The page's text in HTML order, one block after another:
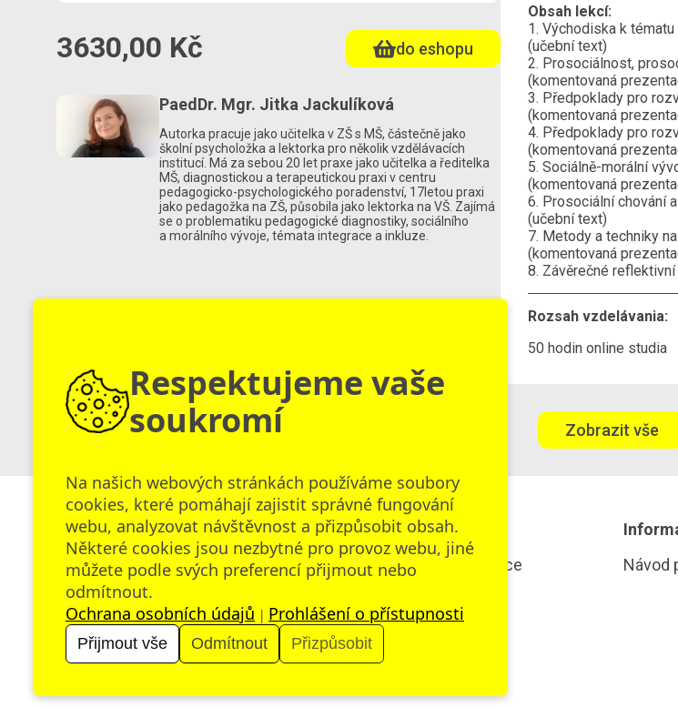
3630,00 Kč do eshopu
PaedDr. Mgr. Jitka Jackulíková
Autorka pracuje jako učitelka v ZŠ s MŠ, částečně jako
školní psycholožka a lektorka pro několik vzdělávacích
institucí. Má za sebou 20 let praxe jako učitelka a ředitelka
MŠ, diagnostickou a terapeutickou praxi v centru
pedagogicko-psychologického poradenství, 17letou praxi
jako pedagožka na ZŠ, působila jako lektorka na VŠ. Zajímá
se o problematiku pedagogické diagnostiky, sociálního
a morálního vývoje, témata integrace a inkluze.
Obsah lekcí:
1. Východiska k
(učební text)
2. Prosociálnost,
(komentovaná
3. Předpoklady pro
(komentovaná
4. Předpoklady pro
(komentovaná
5. Sociálně-morální
(komentovaná
6. Prosociální chování
(učební text)
7. Metody a techniky
(komentovaná
8. Závěrečné
Rozsah vzdelávania:
50 hodin online studia
Zobrazit vše
Raabe Akademie
Husinecká 903/10
130 00 Praha 3 – Žižkov
info@raabeakademie.cz
Obchodní podmínky
Vzdělávání
Vzdělávání pro jednotlivce
Webináře Raabe
Návod
Respektujeme vaše
soukromí
Na našich webových stránkách používáme soubory
cookies, které pomáhají zajistit správné fungování
webu, analyzovat návštěvnost a přizpůsobit obsah.
Některé cookies jsou nezbytné pro provoz webu, jiné
můžete podle svých preferencí přijmout nebo
odmítnout.
Ochrana osobních údajů | Prohlášení o přístupnosti
Přijmout vše Odmítnout Přizpůsobit